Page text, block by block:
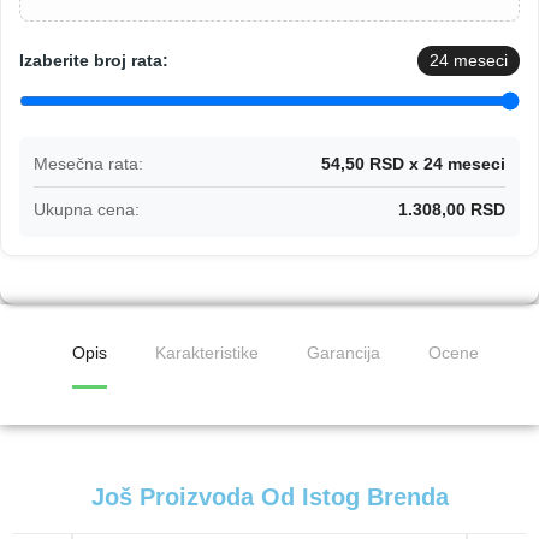
Izaberite broj rata: 24 meseci
Mesečna rata: 54,50 RSD x 24 meseci
Ukupna cena: 1.308,00 RSD
Opis Karakteristike Garancija Ocene
Još Proizvoda Od Istog Brenda